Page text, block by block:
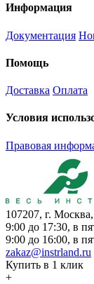
Информация
Документация
Помощь
Доставка Оплата
Условия
Правовая
107207, г.
9:00 до 17:30, в
9:00 до 16:00, в
zakaz@instrland.ru
Купить в 1 клик
+